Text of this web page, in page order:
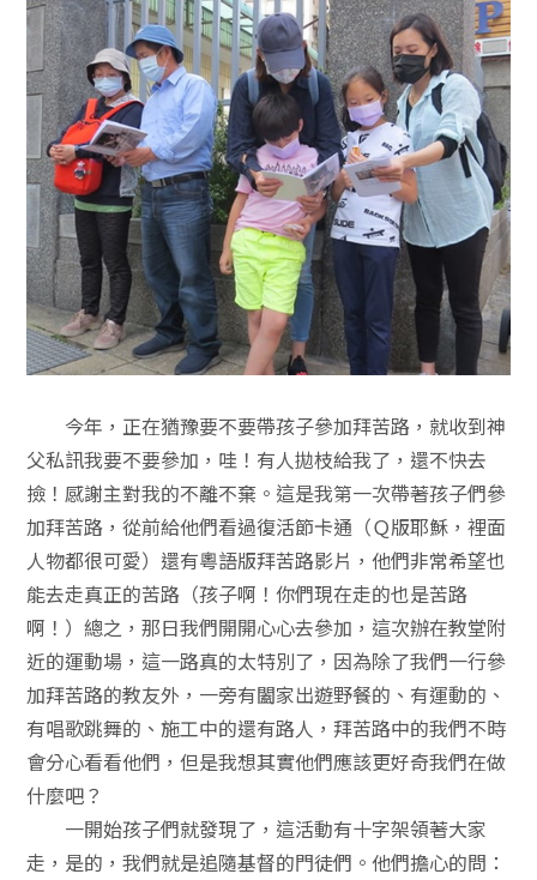
今年，正在猶豫要不要帶孩子參加拜苦路，就收到神
父私訊我要不要參加，哇！有人拋枝給我了，還不快去
撿！感謝主對我的不離不棄。這是我第一次帶著孩子們參
加拜苦路，從前給他們看過復活節卡通（Ｑ版耶穌，裡面
人物都很可愛）還有粵語版拜苦路影片，他們非常希望也
能去走真正的苦路（孩子啊！你們現在走的也是苦路
啊！）總之，那日我們開開心心去參加，這次辦在教堂附
近的運動場，這一路真的太特別了，因為除了我們一行參
加拜苦路的教友外，一旁有闔家出遊野餐的、有運動的、
有唱歌跳舞的、施工中的還有路人，拜苦路中的我們不時
會分心看看他們，但是我想其實他們應該更好奇我們在做
什麼吧？
一開始孩子們就發現了，這活動有十字架領著大家
走，是的，我們就是追隨基督的門徒們。他們擔心的問：